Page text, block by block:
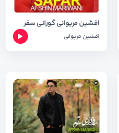
افشین مریوانی گورانی سفر
افشین مریوانی